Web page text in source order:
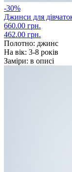
-30%
Джинси для
660.00 грн.
462.00 грн.
Полотно: джинс
На вік: 3-8 років
Заміри: в описі